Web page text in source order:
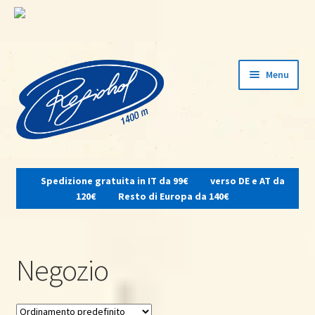
alla
navigazione
contenuto
Menu
il
menu
child
Osteria del contadino
Shop
Spedizione gratuita in IT da 99€
verso DE e AT da
120€
Resto di Europa da 140€
Negozio